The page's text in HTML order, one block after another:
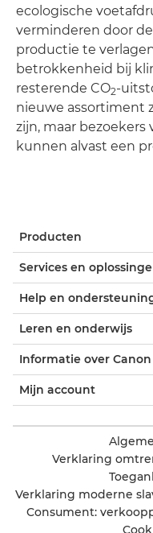
ecologische
verminderen door
productie te
betrokkenheid bij
resterende CO2-
nieuwe assortiment
zijn, maar bezoekers
kunnen alvast een
Producten
Services en
Help en
Leren en onderwijs
Informatie over Canon
Mijn account
Verklaring
Verklaring moderne
Consument: